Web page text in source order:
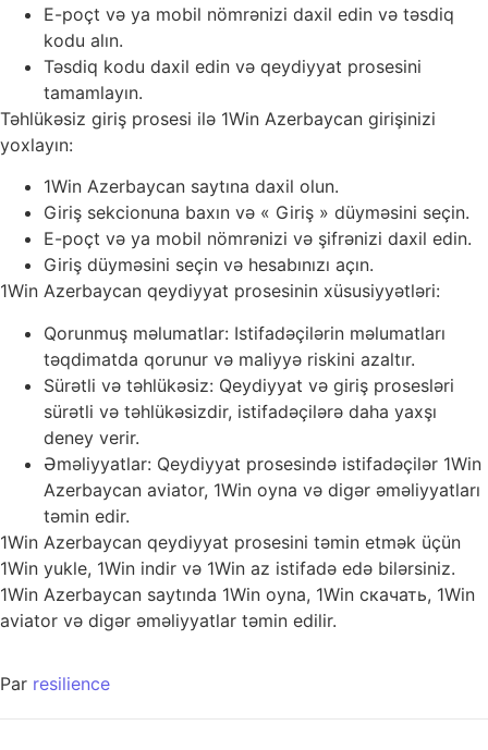
E-poçt və ya mobil nömrənizi daxil edin və təsdiq
kodu alın.
Təsdiq kodu daxil edin və qeydiyyat prosesini
tamamlayın.
Təhlükəsiz giriş prosesi ilə 1Win Azerbaycan girişinizi
yoxlayın:
1Win Azerbaycan saytına daxil olun.
Giriş sekcionuna baxın və « Giriş » düyməsini seçin.
E-poçt və ya mobil nömrənizi və şifrənizi daxil edin.
Giriş düyməsini seçin və hesabınızı açın.
1Win Azerbaycan qeydiyyat prosesinin xüsusiyyətləri:
Qorunmuş məlumatlar: Istifadəçilərin məlumatları
təqdimatda qorunur və maliyyə riskini azaltır.
Sürətli və təhlükəsiz: Qeydiyyat və giriş prosesləri
sürətli və təhlükəsizdir, istifadəçilərə daha yaxşı
deney verir.
Əməliyyatlar: Qeydiyyat prosesində istifadəçilər 1Win
Azerbaycan aviator, 1Win oyna və digər əməliyyatları
təmin edir.
1Win Azerbaycan qeydiyyat prosesini təmin etmək üçün
1Win yukle, 1Win indir və 1Win az istifadə edə bilərsiniz.
1Win Azerbaycan saytında 1Win oyna, 1Win скачать, 1Win
aviator və digər əməliyyatlar təmin edilir.
Par resilience